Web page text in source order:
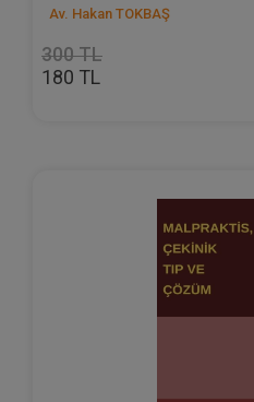
Av. Hakan TOKBAŞ
300 TL
180 TL